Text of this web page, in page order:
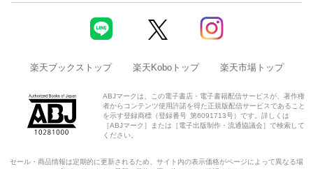
楽天ブックストップ 楽天Koboトップ 楽天市場トップ
ABJマークは、この電子書店・電子書籍配信サービスが、著作権
者からコンテンツ使用許諾を得た正規版配信サービスであること
を示す登録商標（登録番号 第6091713号）です。詳しくは
［ABJマーク］または［電子出版制作・流通協議会］で検索して
ください。
セール・商品情報は定期的に更新されるため、サイト内の表示価格がページによって異なる場